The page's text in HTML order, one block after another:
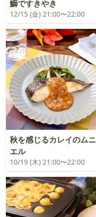
鰤ですきやき
12/15 (金) 21:00〜22:00
秋を感じるカレイのムニ
エル
10/19 (木) 21:00〜22:00